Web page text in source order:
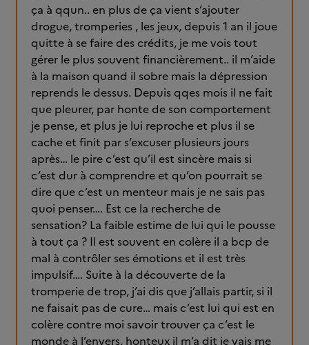
ça à qqun.. en plus de ça vient s’ajouter
drogue, tromperies , les jeux, depuis 1 an il joue
quitte à se faire des crédits, je me vois tout
gérer le plus souvent financièrement.. il m’aide
à la maison quand il sobre mais la dépression
reprends le dessus. Depuis qqes mois il ne fait
que pleurer, par honte de son comportement
je pense, et plus je lui reproche et plus il se
cache et finit par s’excuser plusieurs jours
après… le pire c’est qu’il est sincère mais si
c’est dur à comprendre et qu’on pourrait se
dire que c’est un menteur mais je ne sais pas
quoi penser…. Est ce la recherche de
sensation? La faible estime de lui qui le pousse
à tout ça ? Il est souvent en colère il a bcp de
mal à contrôler ses émotions et il est très
impulsif…. Suite à la découverte de la
tromperie de trop, j’ai dis que j’allais partir, si il
ne faisait pas de cure… mais c’est lui qui est en
colère contre moi savoir trouver ça c’est le
monde à l’envers, honteux il m’a dit je vais me